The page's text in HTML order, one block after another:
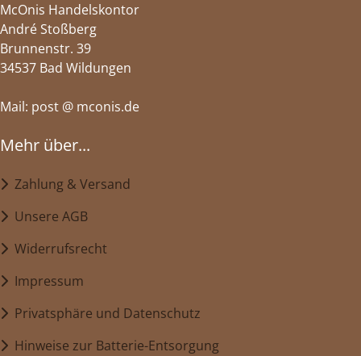
McOnis Handelskontor
André Stoßberg
Brunnenstr. 39
34537 Bad Wildungen
Mail: post @ mconis.de
Mehr über...
Zahlung & Versand
Unsere AGB
Widerrufsrecht
Impressum
Privatsphäre und Datenschutz
Hinweise zur Batterie-Entsorgung